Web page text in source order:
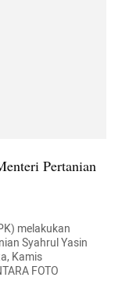
Pertanian
melakukan
Syahrul Yasin
Kamis
FOTO